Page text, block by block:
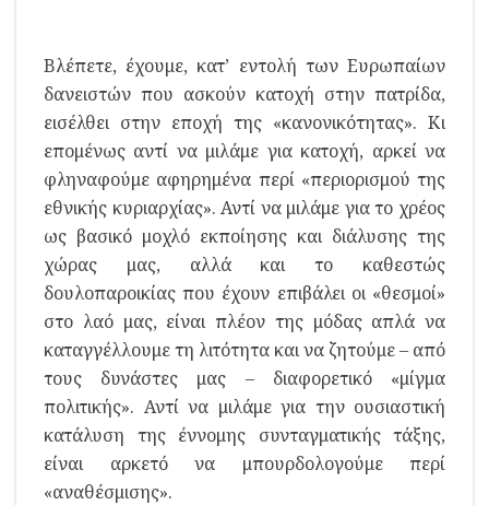
Βλέπετε, έχουμε, κατ’ εντολή των Ευρωπαίων
δανειστών που ασκούν κατοχή στην πατρίδα,
εισέλθει στην εποχή της «κανονικότητας». Κι
επομένως αντί να μιλάμε για κατοχή, αρκεί να
φληναφούμε αφηρημένα περί «περιορισμού της
εθνικής κυριαρχίας». Αντί να μιλάμε για το χρέος
ως βασικό μοχλό εκποίησης και διάλυσης της
χώρας μας, αλλά και το καθεστώς
δουλοπαροικίας που έχουν επιβάλει οι «θεσμοί»
στο λαό μας, είναι πλέον της μόδας απλά να
καταγγέλλουμε τη λιτότητα και να ζητούμε – από
τους δυνάστες μας – διαφορετικό «μίγμα
πολιτικής». Αντί να μιλάμε για την ουσιαστική
κατάλυση της έννομης συνταγματικής τάξης,
είναι αρκετό να μπουρδολογούμε περί
«αναθέσμισης».